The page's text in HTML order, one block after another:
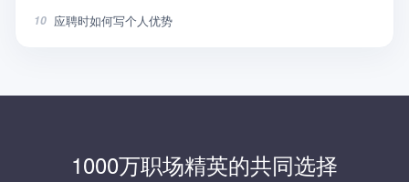
10 应聘时如何写个人优势
1000万职场精英的共同选择